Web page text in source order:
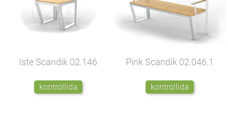
Iste Scandik 02.146
kontrollida
Pink Scandik 02.046.1
kontrollida